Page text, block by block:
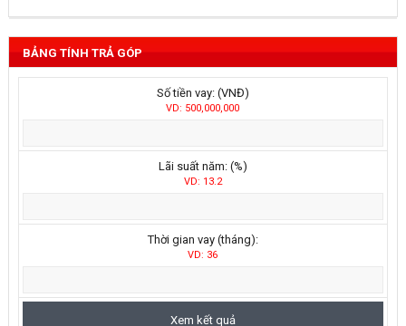
BẢNG TÍNH TRẢ GÓP
Số tiền vay: (VNĐ)
VD: 500,000,000
Lãi suất năm: (%)
VD: 13.2
Thời gian vay (tháng):
VD: 36